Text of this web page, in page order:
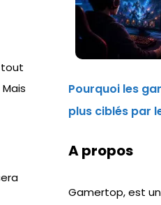
tout
Pourquoi les
plus ciblés par
A propos
Gamertop, est